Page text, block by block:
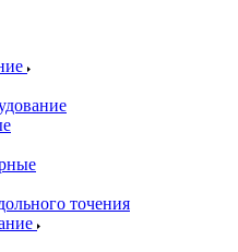
точения